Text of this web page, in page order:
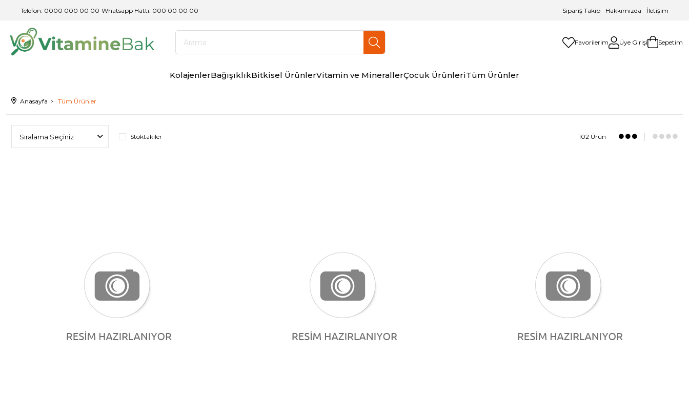
Telefon: 0000 000 00 00 Whatsapp Hattı: 000 00 00 00 Sipariş Takip Hakkımızda İletişim
Favorilerim Üye Girişi Sepetim
KolajenlerBağışıklıkBitkisel ÜrünlerVitamin ve MinerallerÇocuk ÜrünleriTüm Ürünler
Anasayfa Tüm Ürünler
Stoktakiler 102 Ürün